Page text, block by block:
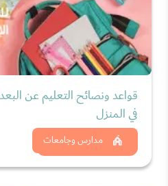
مدارس وجامعات
قواعد ونصائح التعليم عن
في المنزل
شاهد الان